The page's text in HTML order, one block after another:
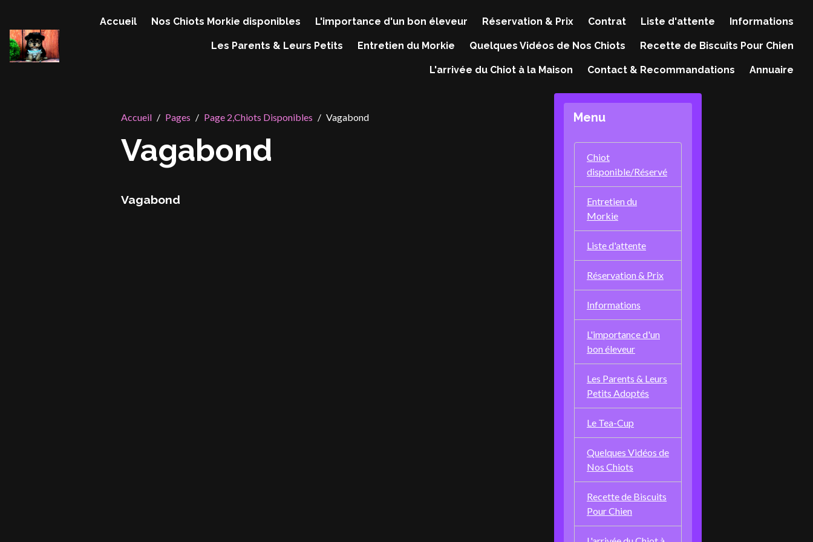
Accueil Nos Chiots Morkie disponibles L'importance d'un bon éleveur Réservation & Prix Contrat Liste d'attente Informations
Les Parents & Leurs Petits Entretien du Morkie Quelques Vidéos de Nos Chiots Recette de Biscuits Pour Chien
L'arrivée du Chiot à la Maison Contact & Recommandations Annuaire
Accueil Pages Page 2,Chiots Disponibles Vagabond
Vagabond
Vagabond
Menu
Chiot
disponible/Réservé
Entretien du
Morkie
Liste d'attente
Réservation & Prix
Informations
L'importance d'un
bon éleveur
Les Parents & Leurs
Petits Adoptés
Le Tea-Cup
Quelques Vidéos de
Nos Chiots
Recette de Biscuits
Pour Chien